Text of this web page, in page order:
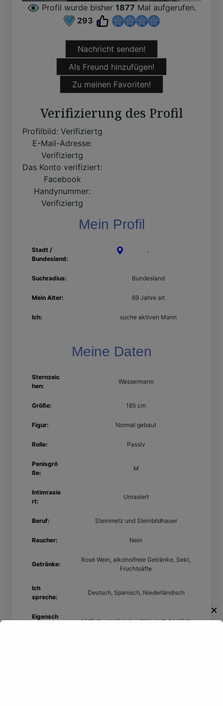
Profil wurde bisher 1877 Mal aufgerufen.
293
Nachricht senden!
Als Freund hinzufügen!
Zu meinen Favoriten!
Verifizierung des Profil
Profilbild: Verifiziertg
E-Mail-Adresse:
Verifiziertg
Das Konto verifiziert:
Facebook
Handynummer:
Verifiziertg
Mein Profil
Stadt /
Bundesland:
,
Suchradius: Bundesland
Mein Alter: 69 Jahre alt
Ich: suche aktiven Mann
Meine Daten
Sternzeic
hen:
Wassermann
Größe: 185 cm
Figur: Normal gebaut
Rolle: Passiv
Penisgrö
ße:
M
Intimrasie
rt:
Unrasiert
Beruf: Steinmetz und Steinbildhauer
Raucher: Nein
Getränke:
Rosé Wein, alkoholfreie Getränke, Sekt,
Fruchtsäfte
Ich
spreche:
Deutsch, Spanisch, Niederländisch
Eigensch
zärtlich, emotional, witzig, nett, herzlich
✕